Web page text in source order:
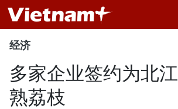
经济
多家企业签约为北
熟荔枝